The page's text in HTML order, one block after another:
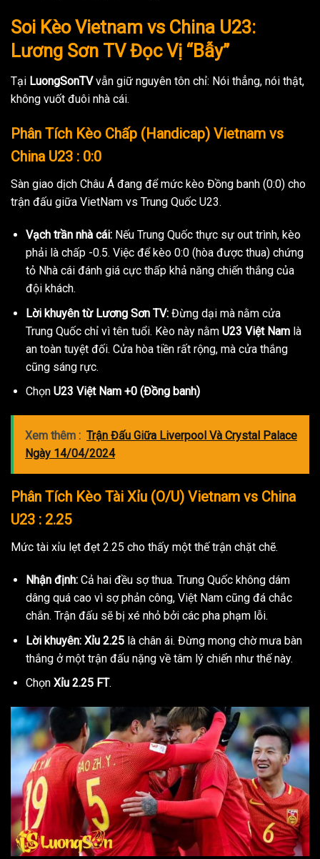
Soi Kèo Vietnam vs China U23:
Lương Sơn TV Đọc Vị “Bẫy”
Tại LuongSonTVvẫn giữ nguyên tôn chỉ: Nói thẳng, nói thật,
không vuốt đuôi nhà cái.
Phân Tích Kèo Chấp (Handicap) Vietnam vs
China U23 : 0:0
Sàn giao dịch Châu Á đang để mức kèo Đồng banh (0:0) cho
trận đấu giữa VietNam vs Trung Quốc U23.
Vạch trần nhà cái:Nếu Trung Quốc thực sự out trình, kèo
phải là chấp -0.5. Việc để kèo 0:0 (hòa được thua) chứng
tỏ Nhà cái đánh giá cực thấp khả năng chiến thắng của
đội khách.
Lời khuyên từ Lương Sơn TV:Đừng dại mà nằm cửa
Trung Quốc chỉ vì tên tuổi. Kèo này nằm U23 Việt Namlà
an toàn tuyệt đối. Cửa hòa tiền rất rộng, mà cửa thắng
cũng sáng rực.
Chọn U23 Việt Nam +0 (Đồng banh)
Xem thêm : Trận Đấu Giữa Liverpool Và Crystal Palace
Ngày 14/04/2024
Phân Tích Kèo Tài Xỉu (O/U) Vietnam vs China
U23 : 2.25
Mức tài xỉu lẹt đẹt 2.25 cho thấy một thế trận chặt chẽ.
Nhận định:Cả hai đều sợ thua. Trung Quốc không dám
dâng quá cao vì sợ phản công, Việt Nam cũng đá chắc
chắn. Trận đấu sẽ bị xé nhỏ bởi các pha phạm lỗi.
Lời khuyên: Xỉu 2.25là chân ái. Đừng mong chờ mưa bàn
thắng ở một trận đấu nặng về tâm lý chiến như thế này.
Chọn Xỉu 2.25 FT.